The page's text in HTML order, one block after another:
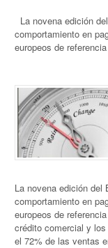
La novena edición
comportamiento en
europeos de
La novena edición del
comportamiento en
europeos de
crédito comercial y
el 72% de las ventas